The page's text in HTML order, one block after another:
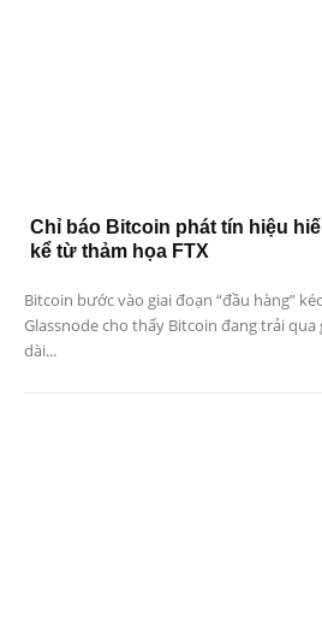
Chỉ báo Bitcoin phát tín hiệu
kể từ thảm họa FTX
Bitcoin bước vào giai đoạn “đầu hàng”
Glassnode cho thấy Bitcoin đang trải
dài...